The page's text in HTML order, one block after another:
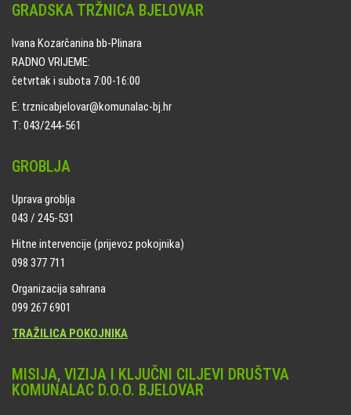
GRADSKA TRŽNICA BJELOVAR
Ivana Kozarčanina bb-Plinara
RADNO VRIJEME:
četvrtak i subota 7:00-16:00
E: trznicabjelovar@komunalac-bj.hr
T: 043/244-561
GROBLJA
Uprava groblja
043 / 245-531
Hitne intervencije (prijevoz pokojnika)
098 377 711
Organizacija sahrana
099 267 6901
TRAŽILICA POKOJNIKA
MISIJA, VIZIJA I KLJUČNI CILJEVI DRUŠTVA
KOMUNALAC D.O.O. BJELOVAR